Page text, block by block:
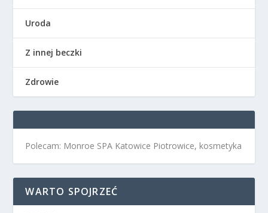
Uroda
Z innej beczki
Zdrowie
Polecam: Monroe SPA Katowice Piotrowice, kosmetyka
WARTO SPOJRZEĆ